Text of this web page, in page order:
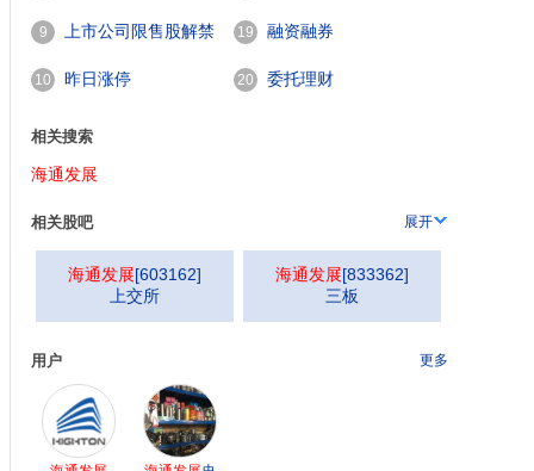
9 上市公司限售股解禁
一览
10 昨日涨停
19 融资融券
20 委托理财
相关搜索
海通发展
相关股吧 展开
海通发展[603162]
上交所
海通发展[833362]
三板
用户 更多